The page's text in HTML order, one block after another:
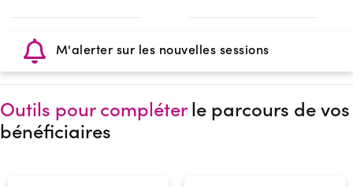
M'alerter sur les nouvelles sessions
Outils pour compléterle parcours de vos
bénéficiaires